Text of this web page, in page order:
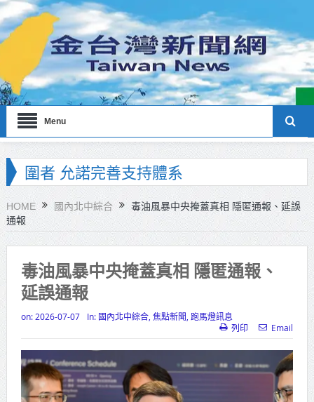
Menu
海巡署南部分署主官大換血 蔡順元
勉提升巡防戰力
北市鮮奶週報再升級！8月31日補助
擴大至國中生
雙北合作里程碑！萬大線動態測試
侯友宜蔣萬安攜手視察
高齡健康產業博覽會8/7盛大登場 新
北形象館亮相
打鐵厝北側產業園區產業設施公共
HOME 國內北中綜合
毒油風暴中央掩蓋真相 隱匿通報、延誤
通報
毒油風暴中央掩蓋真相 隱匿通報、
延誤通報
on: 2026-07-07 In: 國內北中綜合, 焦點新聞 跑馬燈訊息
列印
Email